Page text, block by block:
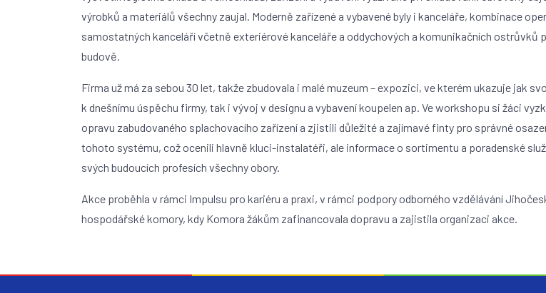
výrobků a materiálů všechny zaujal. Moderně zařízené a vybavené byly i kanceláře, kombinace
samostatných kanceláří včetně exteriérové kanceláře a oddychových a komunikačních ostrůvků
budově.
Firma už má za sebou 30 let, takže zbudovala i malé muzeum – expozici, ve kterém ukazuje jak
k dnešnímu úspěchu firmy, tak i vývoj v designu a vybavení koupelen ap. Ve workshopu si žáci
opravu zabudovaného splachovacího zařízení a zjistili důležité a zajímavé finty pro správné
tohoto systému, což ocenili hlavně kluci-instalatéři, ale informace o sortimentu a poradenské
svých budoucích profesích všechny obory.
Akce proběhla v rámci Impulsu pro kariéru a praxi, v rámci podpory odborného vzdělávání
hospodářské komory, kdy Komora žákům zafinancovala dopravu a zajistila organizaci akce.